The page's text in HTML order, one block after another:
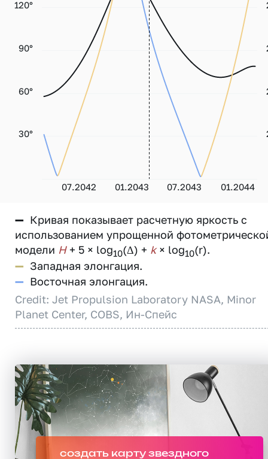
07.2042 01.2043 07.2043 01.2044
30°
60°
90°
120°
— Кривая показывает расчетную яркость с
использованием упрощенной
модели H+ 5 × log10(Δ) + k× log10(r).
— Западная элонгация.
— Восточная элонгация.
Credit: Jet Propulsion Laboratory NASA, Minor
Planet Center, COBS, Ин-Спейс
создать карту звездного